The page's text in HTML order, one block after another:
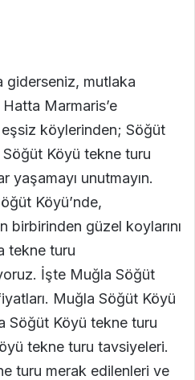
giderseniz, mutlaka
Hatta Marmaris’e
köylerinden; Söğüt
Köyü tekne turu
yaşamayı unutmayın.
Köyü’nde,
birbirinden güzel koylarını
tekne turu
İşte Muğla Söğüt
Muğla Söğüt Köyü
Söğüt Köyü tekne turu
tekne turu tavsiyeleri.
turu merak edilenleri ve